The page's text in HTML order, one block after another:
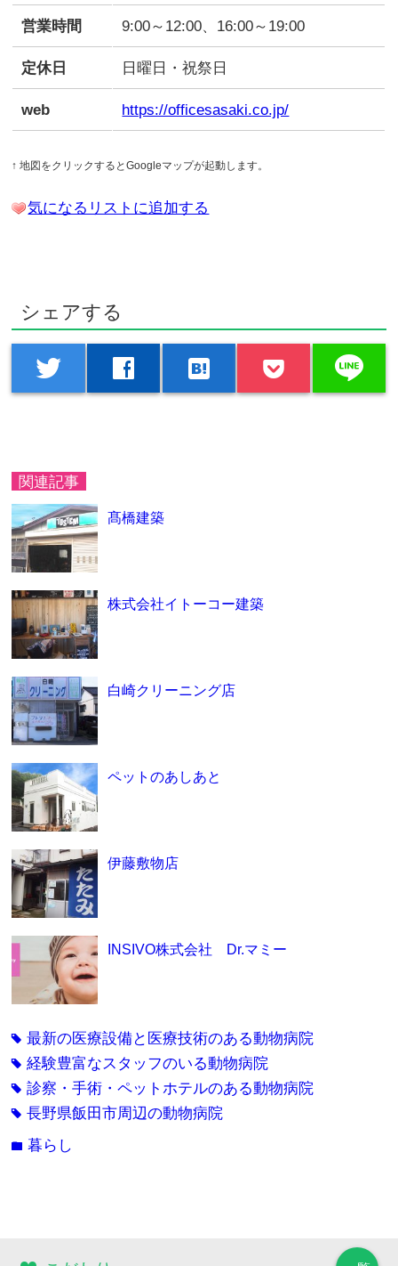
営業時間 9:00～12:00、16:00～19:00
定休日 日曜日・祝祭日
web https://officesasaki.co.jp/
↑ 地図をクリックするとGoogleマップが起動します。
気になるリストに追加する
シェアする
twitter facebook hatenabookmark line
関連記事
髙橋建築
株式会社イトーコー建築
白崎クリーニング店
ペットのあしあと
伊藤敷物店
INSIVO株式会社 Dr.マミー
tag最新の医療設備と医療技術のある動物病院
tag経験豊富なスタッフのいる動物病院
tag診察・手術・ペットホテルのある動物病院
tag長野県飯田市周辺の動物病院
folder暮らし